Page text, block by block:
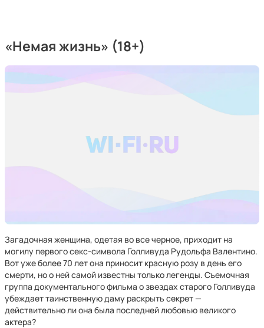
«Немая жизнь» (18+)
Загадочная женщина, одетая во все черное, приходит на
могилу первого секс-символа Голливуда Рудольфа Валентино.
Вот уже более 70 лет она приносит красную розу в день его
смерти, но о ней самой известны только легенды. Съемочная
группа документального фильма о звездах старого Голливуда
убеждает таинственную даму раскрыть секрет —
действительно ли она была последней любовью великого
актера?